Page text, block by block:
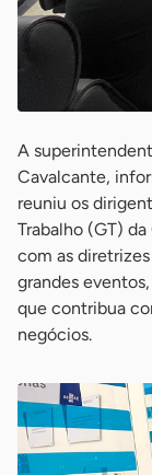
A
Cavalcante,
reuniu os
Trabalho (GT)
com as
grandes
que contribua
negócios.